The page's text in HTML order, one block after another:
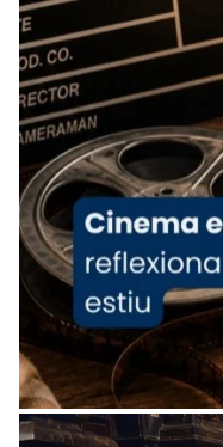
07/carmina-
espana-testimoni...
Foto
View on Facebook ·
Arquebisbat
2 weeks ago
«Avui les santes
ajuden a alçar la
Mons. Sergi
presidit aquest
Santes de